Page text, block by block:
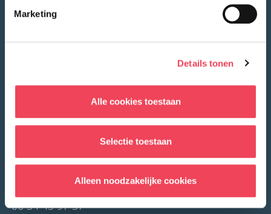
Marketing
Details tonen
Alle cookies toestaan
Selectie toestaan
Alleen noodzakelijke cookies
Contact
info@ver-ooginoog.nl
06 34 45 97 57